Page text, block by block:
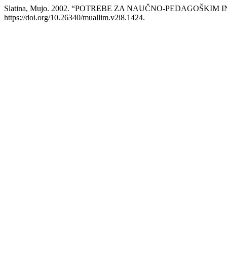
Slatina, Mujo. 2002. “POTREBE ZA NAUČNO-
https://doi.org/10.26340/muallim.v2i8.1424.